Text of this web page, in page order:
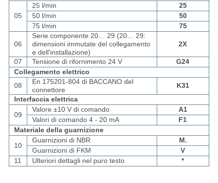
05
25 l/min
25
50 l/min
50
75 l/min
75
06
Serie componente 20… 29 (20… 29:
dimensioni immutate del collegamento
e dell'installazione)
2X
07 Tensione di rifornimento 24 V
G24
Collegamento elettrico
08
En 175201-804 di BACCANO del
connettore
K31
Interfaccia elettrica
09
Valore ±10 V di comando
A1
Valori di comando 4 - 20 mA
F1
Materiale della guarnizione
10
Guarnizioni di NBR
M.
Guarnizioni di FKM
V
11
Ulteriori dettagli nel puro testo *